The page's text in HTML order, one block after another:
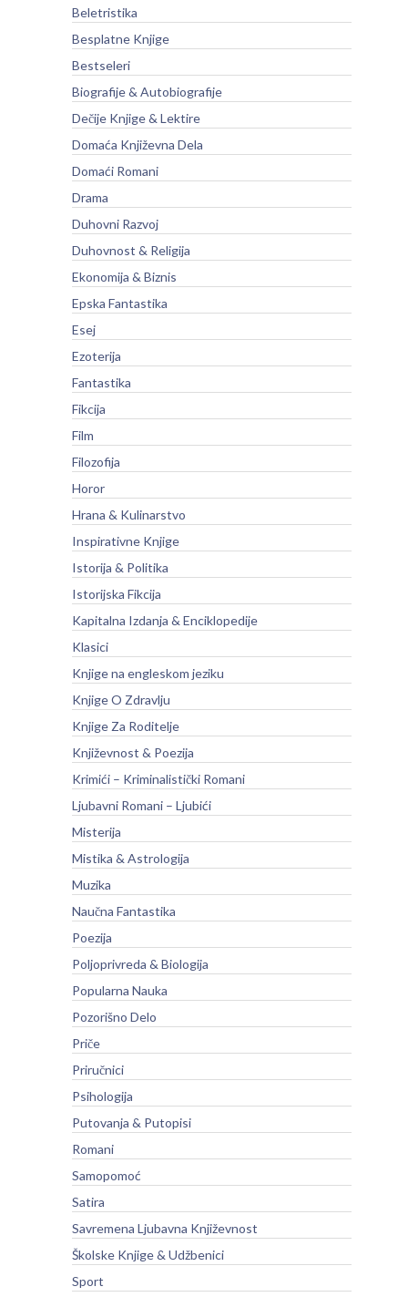
Beletristika
Besplatne Knjige
Bestseleri
Biografije & Autobiografije
Dečije Knjige & Lektire
Domaća Književna Dela
Domaći Romani
Drama
Duhovni Razvoj
Duhovnost & Religija
Ekonomija & Biznis
Epska Fantastika
Esej
Ezoterija
Fantastika
Fikcija
Film
Filozofija
Horor
Hrana & Kulinarstvo
Inspirativne Knjige
Istorija & Politika
Istorijska Fikcija
Kapitalna Izdanja & Enciklopedije
Klasici
Knjige na engleskom jeziku
Knjige O Zdravlju
Knjige Za Roditelje
Književnost & Poezija
Krimići – Kriminalistički Romani
Ljubavni Romani – Ljubići
Misterija
Mistika & Astrologija
Muzika
Naučna Fantastika
Poezija
Poljoprivreda & Biologija
Popularna Nauka
Pozorišno Delo
Priče
Priručnici
Psihologija
Putovanja & Putopisi
Romani
Samopomoć
Satira
Savremena Ljubavna Književnost
Školske Knjige & Udžbenici
Sport